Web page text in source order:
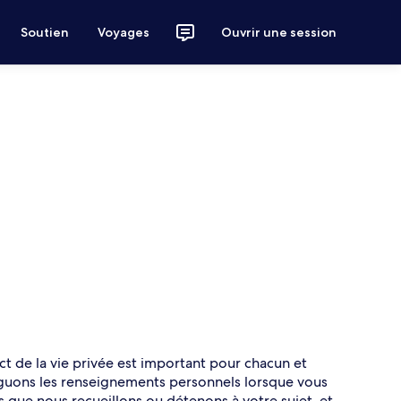
Soutien Voyages Ouvrir une session
de la vie privée est important pour chacun et
les renseignements personnels lorsque vous